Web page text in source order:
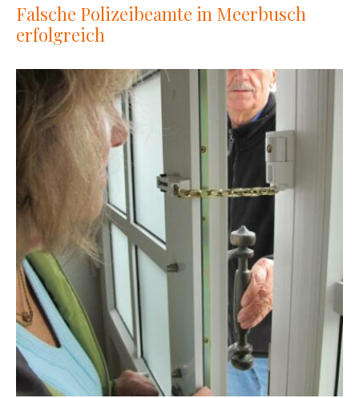
Falsche Polizeibeamte in Meerbusch
erfolgreich